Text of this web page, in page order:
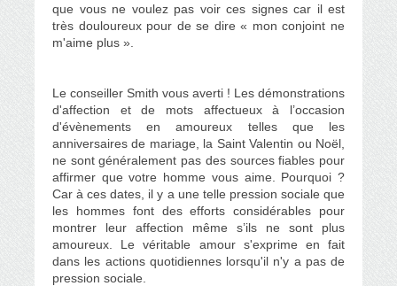
que vous ne voulez pas voir ces signes car il est
très douloureux pour de se dire « mon conjoint ne
m'aime plus ».
Le conseiller Smith vous averti ! Les démonstrations
d'affection et de mots affectueux à l’occasion
d'évènements en amoureux telles que les
anniversaires de mariage, la Saint Valentin ou Noël,
ne sont généralement pas des sources fiables pour
affirmer que votre homme vous aime. Pourquoi ?
Car à ces dates, il y a une telle pression sociale que
les hommes font des efforts considérables pour
montrer leur affection même s’ils ne sont plus
amoureux. Le véritable amour s'exprime en fait
dans les actions quotidiennes lorsqu'il n'y a pas de
pression sociale.